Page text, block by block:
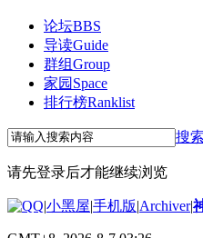
论坛BBS
导读Guide
群组Group
家园 Space
排行榜Ranklist
搜索
请先登录后才能继续浏览
|小黑屋|手机版|Archiver|